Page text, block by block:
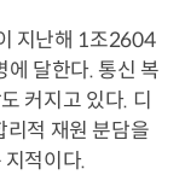
지난해 1조2604
달한다. 통신 복
커지고 있다. 디
리적 재원 분담을
적이다.